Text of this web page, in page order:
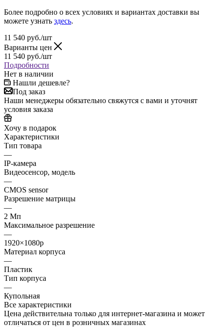
Более подробно о всех условиях и вариантах доставки вы
можете узнать здесь.
11 540 руб./шт
Варианты цен
11 540 руб./шт
Подробности
Нет в наличии
Нашли дешевле?
Под заказ
Наши менеджеры обязательно свяжутся с вами и уточнят
условия заказа
Хочу в подарок
Характеристики
Тип товара
—
IP-камера
Видеосенсор, модель
—
CMOS sensor
Разрешение матрицы
—
2 Мп
Максимальное разрешение
—
1920×1080p
Материал корпуса
—
Пластик
Тип корпуса
—
Купольная
Все характеристики
Цена действительна только для интернет-магазина и может
отличаться от цен в розничных магазинах